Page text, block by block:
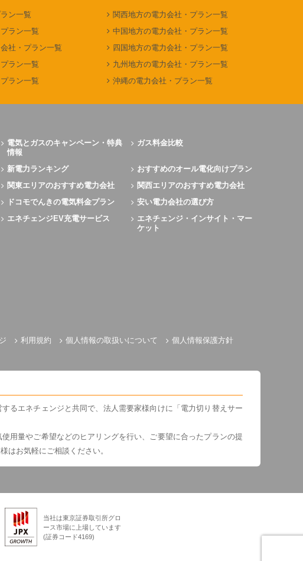
ン一覧
ラン一覧
社・プラン一覧
ラン一覧
ラン一覧
関西地方の電力会社・プラン一覧
中国地方の電力会社・プラン一覧
四国地方の電力会社・プラン一覧
九州地方の電力会社・プラン一覧
沖縄の電力会社・プラン一覧
電気とガスのキャンペーン・特典
情報
ガス料金比較
新電力ランキング
おすすめのオール電化向けプラン
関東エリアのおすすめ電力会社
関西エリアのおすすめ電力会社
ドコモでんきの電気料金プラン
安い電力会社の選び方
エネチェンジEV充電サービス
エネチェンジ・インサイト・マー
ケット
利用規約 個人情報の取扱いについて
個人情報保護方針
るエネチェンジと共同で、法人需要家様向けに「電力切り替えサー
用量やご希望などのヒアリングを行い、ご要望に合ったプランの提
はお気軽にご相談ください。
当社は東京証券取引所グロ
ース市場に上場しています
(証券コード4169)